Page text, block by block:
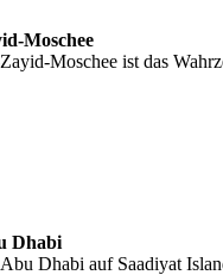
Moschee
Moschee ist das
Dhabi
Dhabi auf Saadiyat